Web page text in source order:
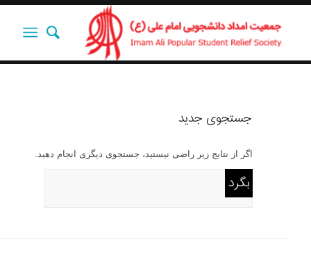
جستجوی جدید
اگر از نتایج زیر راضی نیستید، جستجوی دیگری انجام دهید.